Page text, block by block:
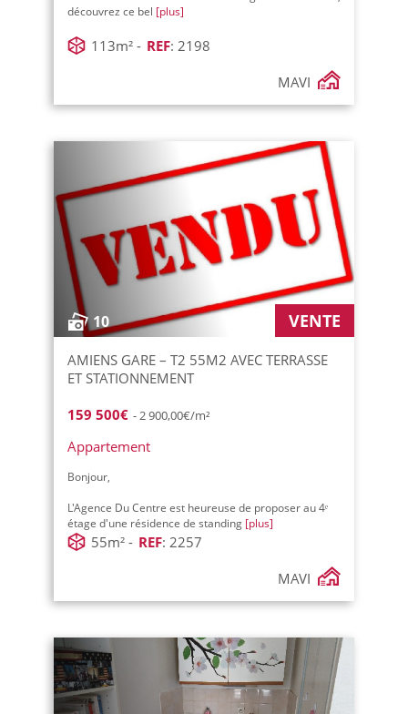
découvrez ce bel [plus]
113m² - REF: 2198
MAVI
10 VENTE
AMIENS GARE – T2 55M2 AVEC TERRASSE
ET STATIONNEMENT
159 500€ - 2 900,00€/m²
Appartement
Bonjour,
L'Agence Du Centre est heureuse de proposer au 4ᵉ
étage d'une résidence de standing [plus]
55m² - REF: 2257
MAVI